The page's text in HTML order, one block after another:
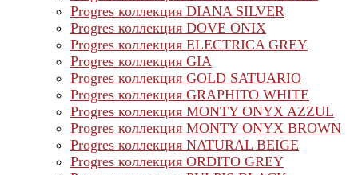
Progres коллекция DIANA SILVER
Progres коллекция DOVE ONIX
Progres коллекция ELECTRICA GREY
Progres коллекция GIA
Progres коллекция GOLD SATUARIO
Progres коллекция GRAPHITO WHITE
Progres коллекция MONTY ONYX AZZUL
Progres коллекция MONTY ONYX BROWN
Progres коллекция NATURAL BEIGE
Progres коллекция ORDITO GREY